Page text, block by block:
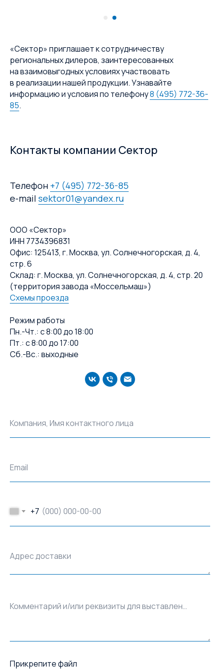
«Сектор» приглашает к сотрудничеству
региональных дилеров, заинтересованных
на взаимовыгодных условиях участвовать
в реализации нашей продукции. Узнавайте
информацию и условия по телефону8 (495) 772-36-
85.
Контакты компании Сектор
Телефон +7 (495) 772-36-85
e-mail sektor01@yandex.ru
ООО «Сектор»
ИНН 7734396831
Офис: 125413, г. Москва, ул. Солнечногорская, д. 4,
стр. 6
Склад: г. Москва, ул. Солнечногорская, д. 4, стр. 20
(территория завода «Моссельмаш»)
Схемы проезда
Режим работы
Пн.-Чт.: с 8:00 до 18:00
Пт.: с 8:00 до 17:00
Сб.-Вс.: выходные
Компания, Имя контактного лица
Email
+7
Адрес доставки
Комментарий и/или реквизиты для выставления счёта
Прикрепите файл